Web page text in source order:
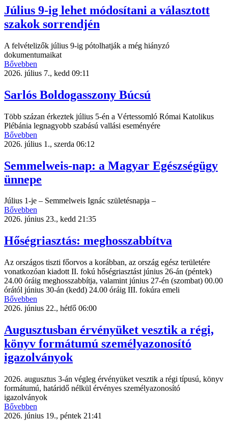
Július 9-ig lehet módosítani a választott
szakok sorrendjén
A felvételizők július 9-ig pótolhatják a még hiányzó
dokumentumaikat
Bővebben
2026. július 7., kedd 09:11
Sarlós Boldogasszony Búcsú
Több százan érkeztek július 5-én a Vértessomló Római Katolikus
Plébánia legnagyobb szabású vallási eseményére
Bővebben
2026. július 1., szerda 06:12
Semmelweis-nap: a Magyar Egészségügy
ünnepe
Július 1-je – Semmelweis Ignác születésnapja –
Bővebben
2026. június 23., kedd 21:35
Hőségriasztás: meghosszabbítva
Az országos tiszti főorvos a korábban, az ország egész területére
vonatkozóan kiadott II. fokú hőségriasztást június 26-án (péntek)
24.00 óráig meghosszabbítja, valamint június 27-én (szombat) 00.00
órától június 30-án (kedd) 24.00 óráig III. fokúra emeli
Bővebben
2026. június 22., hétfő 06:00
Augusztusban érvényüket vesztik a régi,
könyv formátumú személyazonosító
igazolványok
2026. augusztus 3-án végleg érvényüket vesztik a régi típusú, könyv
formátumú, határidő nélkül érvényes személyazonosító
igazolványok
Bővebben
2026. június 19., péntek 21:41